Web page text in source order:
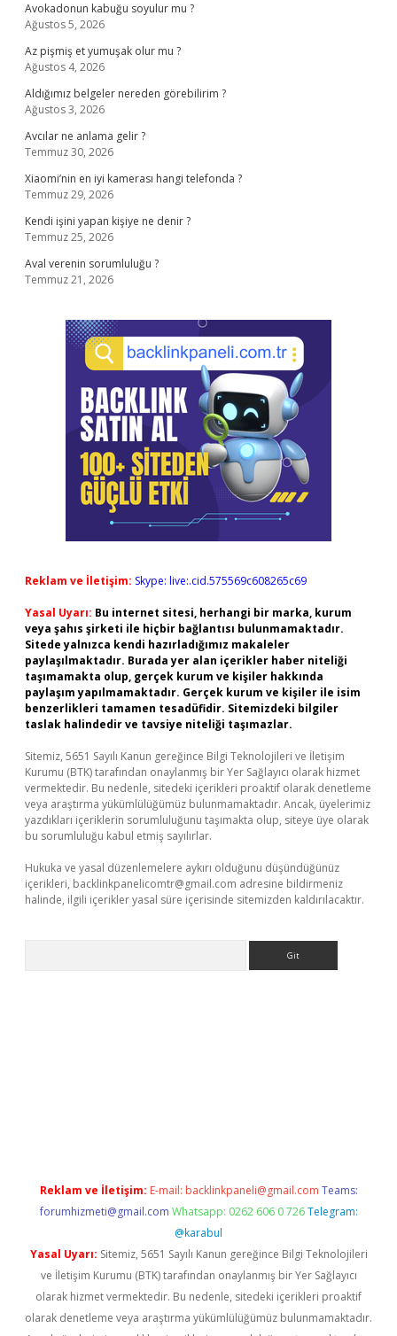
Avokadonun kabuğu soyulur mu ?
Ağustos 5, 2026
Az pişmiş et yumuşak olur mu ?
Ağustos 4, 2026
Aldığımız belgeler nereden görebilirim ?
Ağustos 3, 2026
Avcılar ne anlama gelir ?
Temmuz 30, 2026
Xiaomi’nin en iyi kamerası hangi telefonda ?
Temmuz 29, 2026
Kendi işini yapan kişiye ne denir ?
Temmuz 25, 2026
Aval verenin sorumluluğu ?
Temmuz 21, 2026
Reklam ve İletişim: Skype: live:.cid.575569c608265c69
Yasal Uyarı: Bu internet sitesi, herhangi bir marka, kurum
veya şahıs şirketi ile hiçbir bağlantısı bulunmamaktadır.
Sitede yalnızca kendi hazırladığımız makaleler
paylaşılmaktadır. Burada yer alan içerikler haber niteliği
taşımamakta olup, gerçek kurum ve kişiler hakkında
paylaşım yapılmamaktadır. Gerçek kurum ve kişiler ile isim
benzerlikleri tamamen tesadüfidir. Sitemizdeki bilgiler
taslak halindedir ve tavsiye niteliği taşımazlar.
Sitemiz, 5651 Sayılı Kanun gereğince Bilgi Teknolojileri ve İletişim
Kurumu (BTK) tarafından onaylanmış bir Yer Sağlayıcı olarak hizmet
vermektedir. Bu nedenle, sitedeki içerikleri proaktif olarak denetleme
veya araştırma yükümlülüğümüz bulunmamaktadır. Ancak, üyelerimiz
yazdıkları içeriklerin sorumluluğunu taşımakta olup, siteye üye olarak
bu sorumluluğu kabul etmiş sayılırlar.
Hukuka ve yasal düzenlemelere aykırı olduğunu düşündüğünüz
içerikleri, backlinkpanelicomtr@gmail.com adresine bildirmeniz
halinde, ilgili içerikler yasal süre içerisinde sitemizden kaldırılacaktır.
Reklam ve İletişim: E-mail: backlinkpaneli@gmail.com Teams:
forumhizmeti@gmail.com Whatsapp: 0262 606 0 726 Telegram:
@karabul
Yasal Uyarı: Sitemiz, 5651 Sayılı Kanun gereğince Bilgi Teknolojileri
ve İletişim Kurumu (BTK) tarafından onaylanmış bir Yer Sağlayıcı
olarak hizmet vermektedir. Bu nedenle, sitedeki içerikleri proaktif
olarak denetleme veya araştırma yükümlülüğümüz bulunmamaktadır.